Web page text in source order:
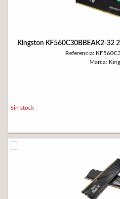
Kingston KF560C30BBEAK2-32
Referencia:
Marca:
Sin stock